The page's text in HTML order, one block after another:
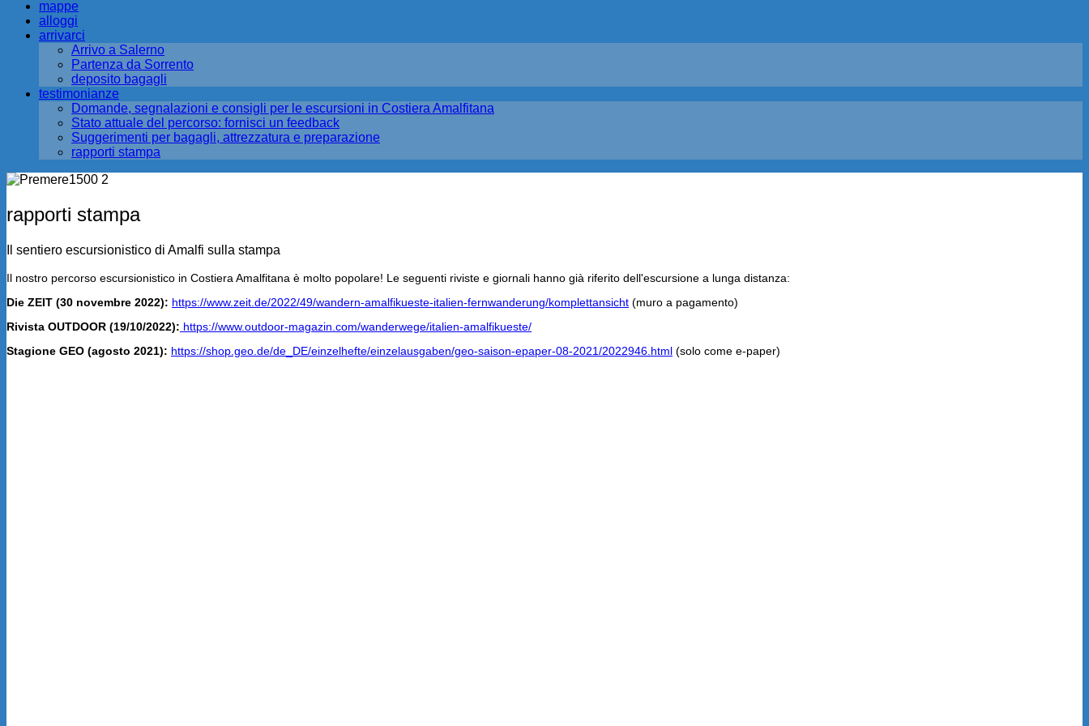
mappe
alloggi
arrivarci
Arrivo a Salerno
Partenza da Sorrento
deposito bagagli
testimonianze
Domande, segnalazioni e consigli per le escursioni in Costiera Amalfitana
Stato attuale del percorso: fornisci un feedback
Suggerimenti per bagagli, attrezzatura e preparazione
rapporti stampa
rapporti stampa
Il sentiero escursionistico di Amalfi sulla stampa
Il nostro percorso escursionistico in Costiera Amalfitana è molto popolare! Le seguenti riviste e giornali hanno già riferito dell'escursione a lunga distanza:
Die ZEIT (30 novembre 2022): https://www.zeit.de/2022/49/wandern-amalfikueste-italien-fernwanderung/komplettansicht (muro a pagamento)
Rivista OUTDOOR (19/10/2022): https://www.outdoor-magazin.com/wanderwege/italien-amalfikueste/
Stagione GEO (agosto 2021): https://shop.geo.de/de_DE/einzelhefte/einzelausgaben/geo-saison-epaper-08-2021/2022946.html (solo come e-paper)